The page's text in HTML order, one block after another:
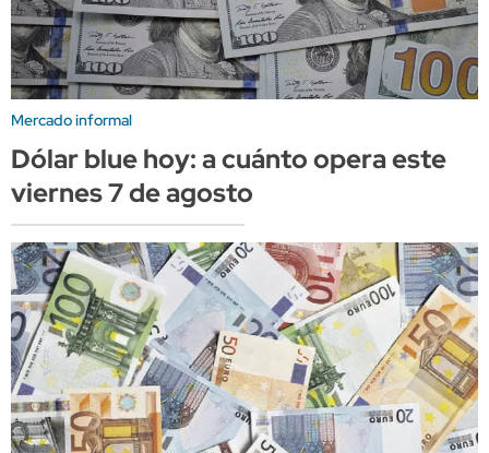
Mercado informal
Dólar blue hoy: a cuánto opera este
viernes 7 de agosto